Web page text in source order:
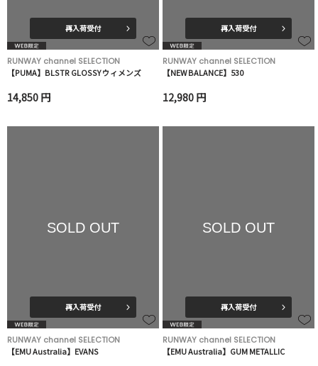
再入荷受付
RUNWAY channel SELECTION
【PUMA】BLSTR GLOSSY ウィメンズ
14,850 円
再入荷受付
RUNWAY channel SELECTION
【NEW BALANCE】530
12,980 円
SOLD OUT
再入荷受付
RUNWAY channel SELECTION
【EMU Australia】EVANS
SOLD OUT
再入荷受付
RUNWAY channel SELECTION
【EMU Australia】GUM METALLIC